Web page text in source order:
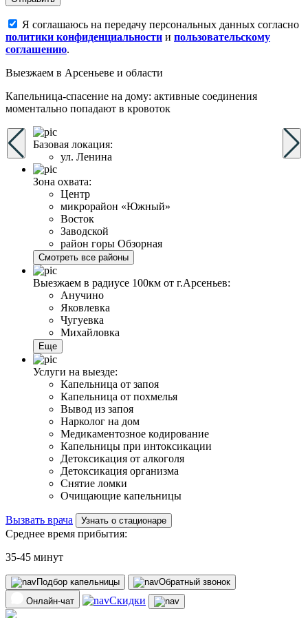
Я соглашаюсь на передачу персональных данных согласно
политики конфиденциальности и пользовательскому
соглашению.
Выезжаем в Арсеньеве и области
Капельница-спасение на дому: активные соединения
моментально попадают в кровоток
Базовая локация:
ул. Ленина
Зона охвата:
Центр
микрорайон «Южный»
Восток
Заводской
район горы Обзорная
Смотреть все районы
Выезжаем в радиусе 100км от г.Арсеньев:
Анучино
Яковлевка
Чугуевка
Михайловка
Еще
Услуги на выезде:
Капельница от запоя
Капельница от похмелья
Вывод из запоя
Нарколог на дом
Медикаментозное кодирование
Капельницы при интоксикации
Детоксикация от алкоголя
Детоксикация организма
Снятие ломки
Очищающие капельницы
Вызвать врача Узнать о стационаре
Среднее время прибытия:
35-45 минут
Подбор капельницы
Обратный звонок
Онлайн-чат
Скидки